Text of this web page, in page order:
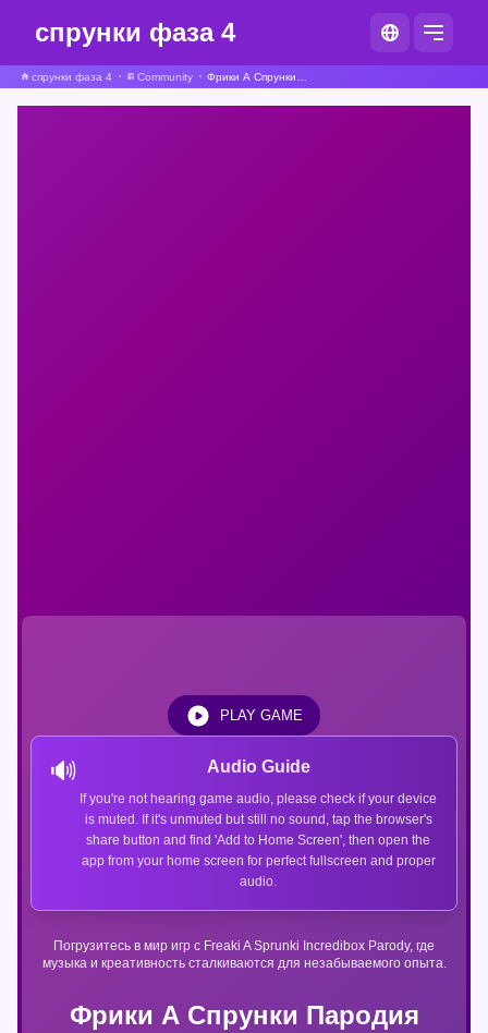
спрунки фаза 4
спрунки фаза 4 Community
Фрики А Спрунки Пародия
Погрузитесь в мир игр с Freaki A Sprunki Incredibox Parody, где
музыка и креативность сталкиваются для незабываемого опыта.
🔊 Audio Guide
If you're not hearing game audio, please check if your device
is muted. If it's unmuted but still no sound, tap the browser's
share button and find 'Add to Home Screen', then open the
app from your home screen for perfect fullscreen and proper
audio.
PLAY GAME